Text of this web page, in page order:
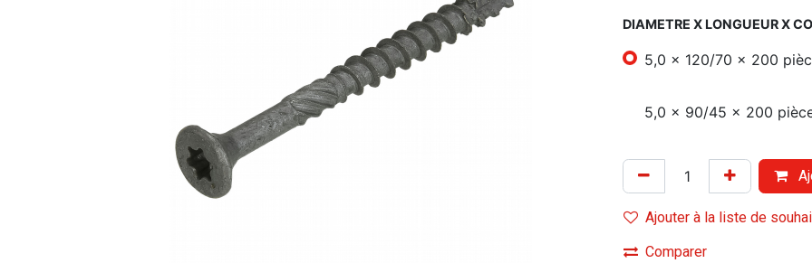
DIAMETRE X LONGUEUR X
5,0 x 120/70 x 200
5,0 x 90/45 x 200
Ajouter à la liste de
Comparer